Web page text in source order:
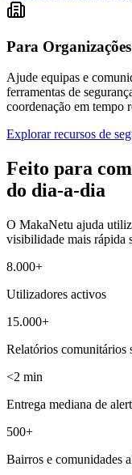
Para Organizações
Ajude equipas e
ferramentas de
coordenação em tempo
Explorar recursos de
Feito para
do dia-a-dia
O MakaNetu ajuda
visibilidade mais rápida
8.000+
Utilizadores activos
15.000+
Relatórios comunitários
<2 min
Entrega mediana de
500+
Bairros e comunidades